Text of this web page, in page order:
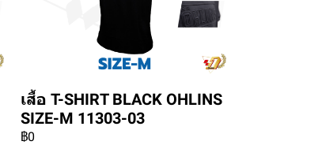
เสื้อ T-SHIRT BLACK OHLINS
SIZE-M 11303-03
฿0